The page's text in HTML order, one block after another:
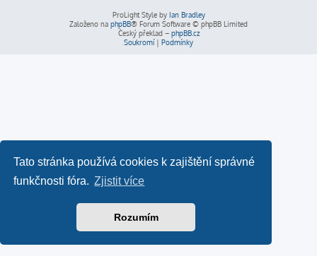
Tato stránka používá cookies k zajištění správné
funkčnosti fóra. Zjistit více
Rozumím
ProLight Style by Ian Bradley
Založeno na phpBB® Forum Software © phpBB Limited
Český překlad – phpBB.cz
Soukromí| Podmínky